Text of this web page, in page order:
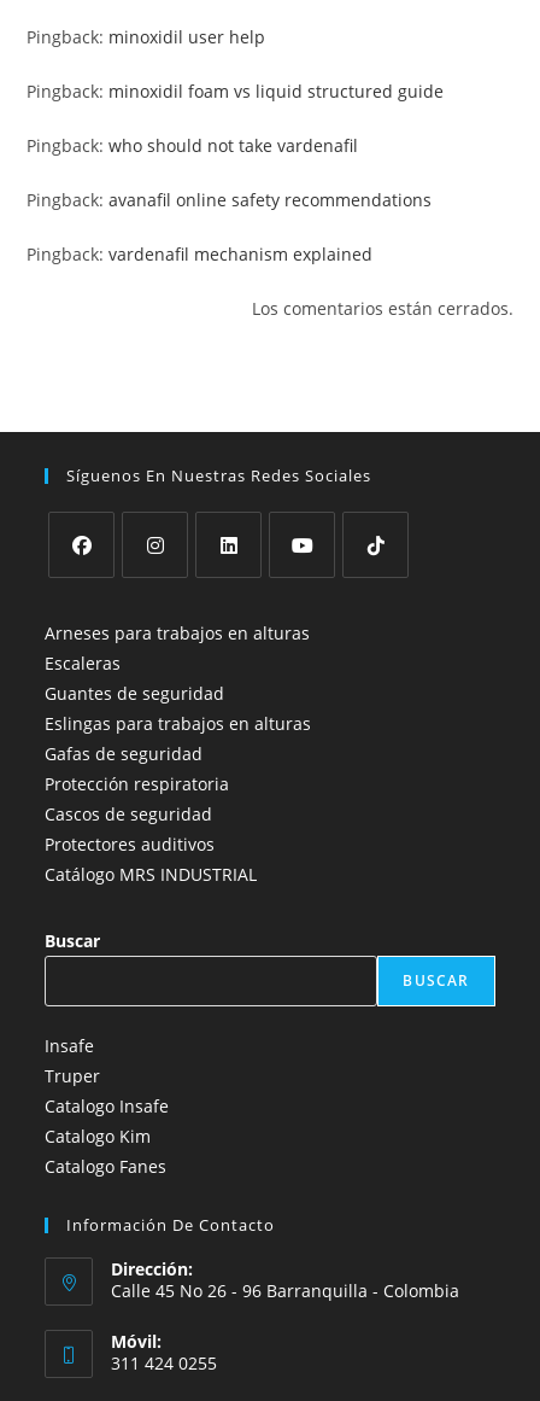
Pingback: minoxidil user help
Pingback: minoxidil foam vs liquid structured guide
Pingback:who should not take vardenafil
Pingback:avanafil online safety recommendations
Pingback:vardenafil mechanism explained
Los comentarios están cerrados.
Síguenos En Nuestras Redes Sociales
abre
en
una
nueva
pestaña
abre
una
nueva
pestaña
abre
una
nueva
pestaña
abre
nueva
Arneses para trabajos en alturas
Escaleras
Guantes de seguridad
Eslingas para trabajos en alturas
Gafas de seguridad
Protección respiratoria
Cascos de seguridad
Protectores auditivos
Catálogo MRS INDUSTRIAL
Buscar
BUSCAR
Insafe
Truper
Catalogo Insafe
Catalogo Kim
Catalogo Fanes
Información De Contacto
Dirección:
Calle 45 No 26 - 96 Barranquilla - Colombia
Móvil:
311 424 0255